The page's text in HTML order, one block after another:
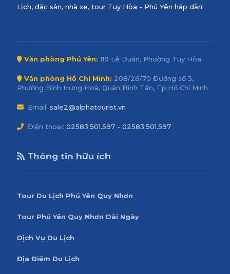
Lịch, đặc sản, nhà xe, tour Tuy Hòa - Phú Yên hấp dẫn!
Văn phòng Phú Yên: 119 Lê Duẩn, Phường Tuy Hòa
Văn phòng Hồ Chí Minh: 208/26/70 Đường số 5,
Phường Bình Hưng Hoà, Quận Bình Tân, Tp.Hồ Chí Minh
Email: sale2@alphatourist.vn
Điện thoại: 02583.501.597 - 02583.501.597
Thông tin hữu ích
Tour Du Lịch Phú Yên Quy Nhơn
Tour Phú Yên Quy Nhơn Dài Ngày
Dịch Vụ Du Lịch
Địa Điểm Du Lịch